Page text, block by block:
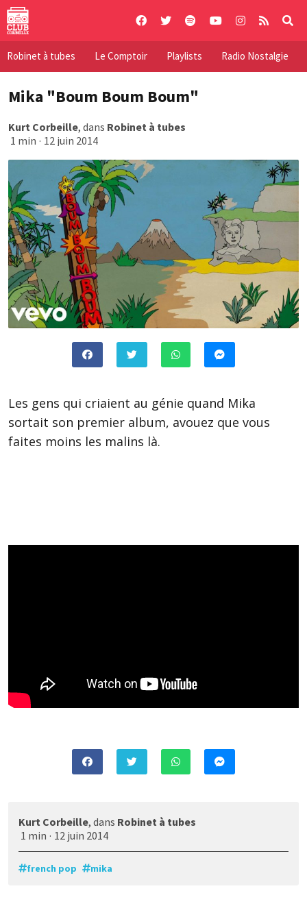
Skip
content
Robinet à tubes Le Comptoir Playlists Radio Nostalgie
Mika "Boum Boum Boum"
Kurt Corbeille, dans Robinet à tubes
1 min · 12 juin 2014
Les gens qui criaient au génie quand Mika
sortait son premier album, avouez que vous
faites moins les malins là.
Kurt Corbeille, dans Robinet à tubes
1 min · 12 juin 2014
french pop mika